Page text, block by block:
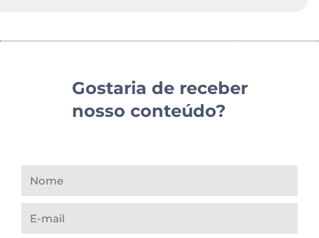
Gostaria de receber
nosso conteúdo?